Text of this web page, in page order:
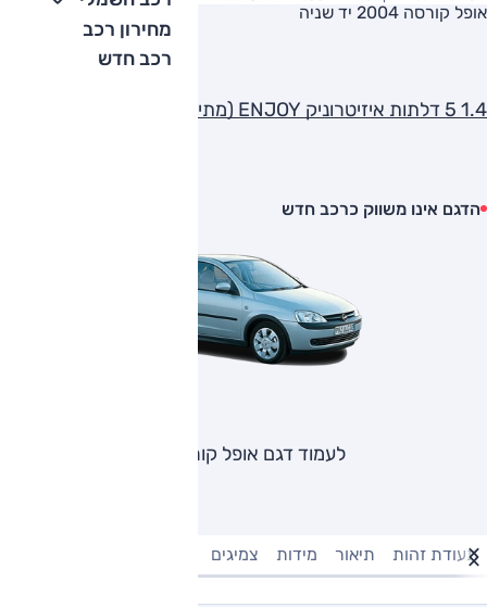
מחירון רכב
רכב חדש
אופל קורסה 2004 יד שניה
1.4 5 דלתות איזיטרוניק ENJOY (מתיחת פני
הדגם אינו משווק כרכב חדש
לעמוד דגם אופל קורסה
תעודת זהות תיאור מידות צמיגים